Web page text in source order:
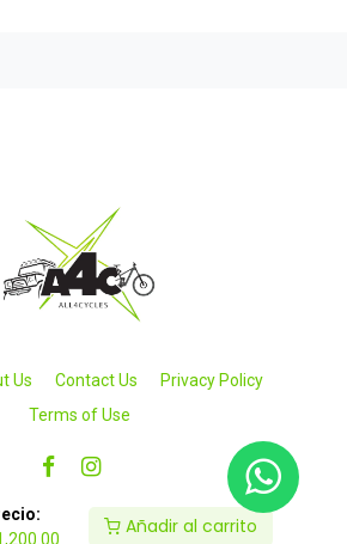
Añadir al carrito
Us Contact Us
Privacy Policy
Terms of Use